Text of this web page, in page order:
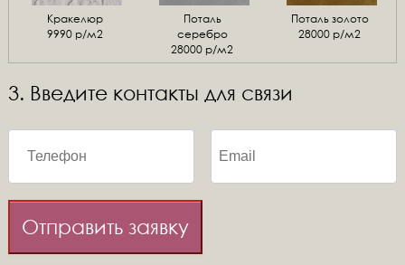
Кракелюр
9990 р/м2
Поталь
серебро
28000 р/м2
Поталь золото
28000 р/м2
3. Введите контакты для связи
Отправить заявку